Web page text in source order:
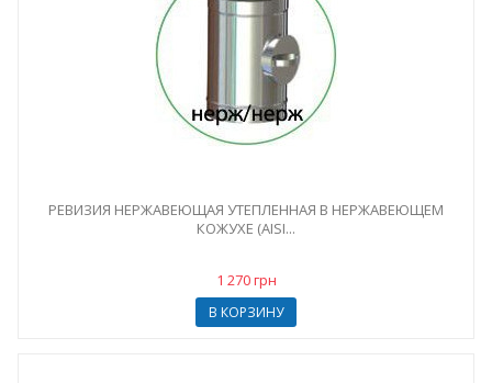
РЕВИЗИЯ НЕРЖАВЕЮЩАЯ УТЕПЛЕННАЯ В НЕРЖАВЕЮЩЕМ
КОЖУХЕ (AISI...
1 270 грн
В КОРЗИНУ